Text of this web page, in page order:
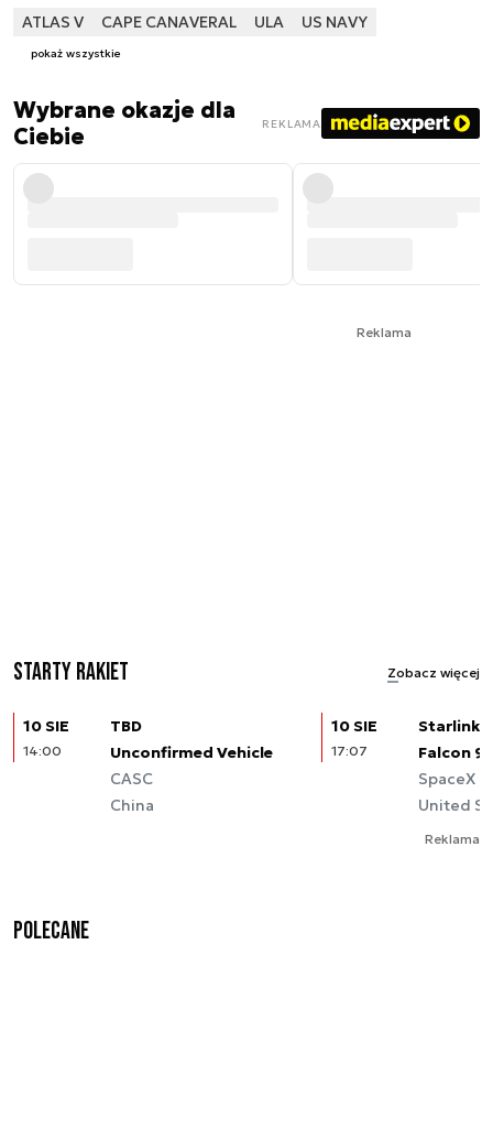
ATLAS V CAPE CANAVERAL ULA US NAVY
pokaż wszystkie
Wybrane okazje dla
Ciebie
REKLAMA
Reklama
Starty rakiet Zobacz więcej
10 SIE
14:00
TBD
Unconfirmed Vehicle
CASC
China
10 SIE
17:07
Starlink
Falcon 9
SpaceX
United
Reklama
Polecane